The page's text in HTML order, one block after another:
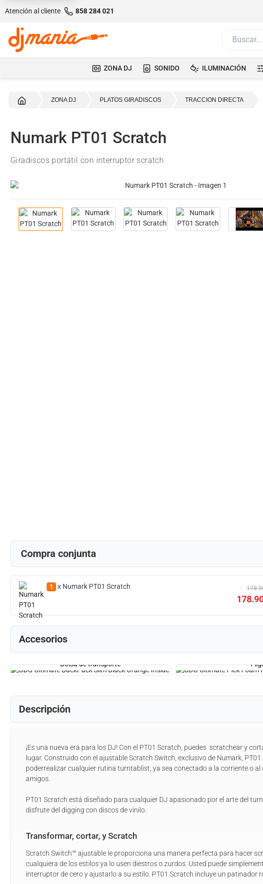
Atención al cliente 858 284 021
ZONA DJ SONIDO ILUMINACIÓN
ZONA DJ PLATOS GIRADISCOS TRACCION DIRECTA
Numark PT01 Scratch
Giradiscos portátil con interruptor scratch
Compra conjunta
1 x Numark PT01 Scratch
Accesorios
Bolsa de transporte
Descripción
¡Es una nueva era para los DJ! Con el PT01 Scratch, puedes scratchear y
lugar. Construido con el ajustable Scratch Switch, exclusivo de Numark,
poderrealizar cualquier rutina turntablist, ya sea conectado a la corriente o al
amigos.
PT01 Scratch está diseñado para cualquier DJ apasionado por el arte del
disfrute del digging con discos de vinilo.
Transformar, cortar, y Scratch
Scratch Switch™ ajustable le proporciona una manera perfecta para hacer
cualquiera de los estilos ya lo usen diestros o zurdos. Usted puede
interruptor de cero y ajustarlo a su estilo. PT01 Scratch incluye un patinador